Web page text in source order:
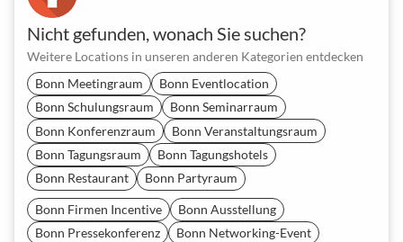
Nicht gefunden, wonach Sie suchen?
Weitere Locations in unseren anderen Kategorien entdecken
Bonn Meetingraum
Bonn Eventlocation
Bonn Schulungsraum
Bonn Seminarraum
Bonn Konferenzraum
Bonn Veranstaltungsraum
Bonn Tagungsraum
Bonn Tagungshotels
Bonn Restaurant
Bonn Partyraum
Bonn Firmen Incentive
Bonn Ausstellung
Bonn Pressekonferenz
Bonn Networking-Event